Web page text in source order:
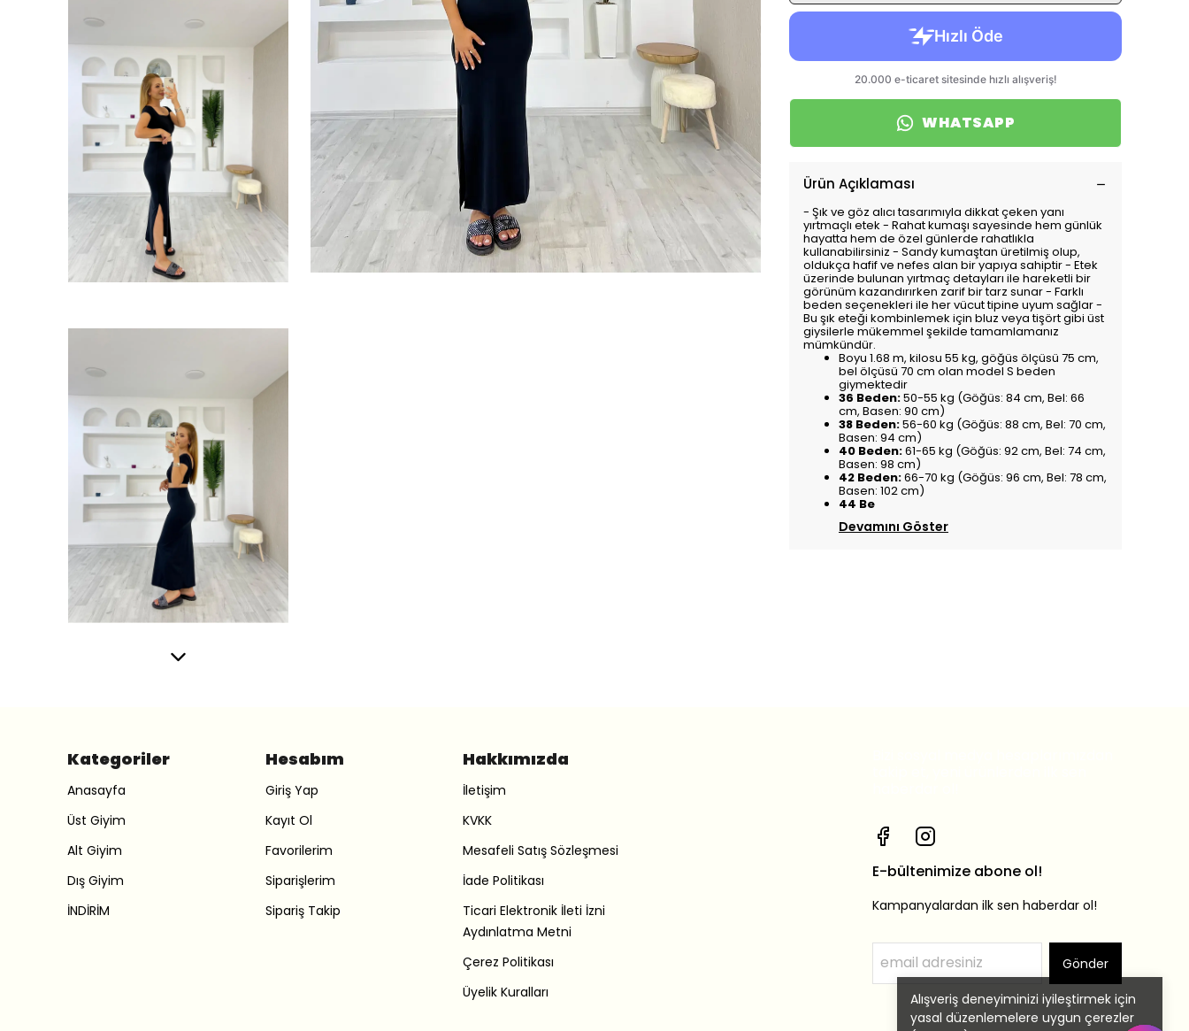
Alışveriş deneyiminizi iyileştirmek için
yasal düzenlemelere uygun çerezler
WHATSAPP
Ürün Açıklaması
- Şık ve göz alıcı tasarımıyla dikkat çeken yanı
yırtmaçlı etek - Rahat kumaşı sayesinde hem günlük
hayatta hem de özel günlerde rahatlıkla
kullanabilirsiniz - Sandy kumaştan üretilmiş olup,
oldukça hafif ve nefes alan bir yapıya sahiptir - Etek
üzerinde bulunan yırtmaç detayları ile hareketli bir
görünüm kazandırırken zarif bir tarz sunar - Farklı
beden seçenekleri ile her vücut tipine uyum sağlar -
Bu şık eteği kombinlemek için bluz veya tişört gibi üst
giysilerle mükemmel şekilde tamamlamanız
mümkündür.
Boyu 1.68 m, kilosu 55 kg, göğüs ölçüsü 75 cm,
bel ölçüsü 70 cm olan model S beden
giymektedir
36 Beden:50-55 kg (Göğüs: 84 cm, Bel: 66
cm, Basen: 90 cm)
38 Beden:56-60 kg (Göğüs: 88 cm, Bel: 70 cm,
Basen: 94 cm)
40 Beden:61-65 kg (Göğüs: 92 cm, Bel: 74 cm,
Basen: 98 cm)
42 Beden:66-70 kg (Göğüs: 96 cm, Bel: 78 cm,
Basen: 102 cm)
44 Be
Devamını Göster
Kategoriler
Anasayfa
Üst Giyim
Alt Giyim
Dış Giyim
İNDİRİM
Hesabım
Giriş Yap
Kayıt Ol
Favorilerim
Siparişlerim
Sipariş Takip
Hakkımızda
İletişim
KVKK
Mesafeli Satış Sözleşmesi
İade Politikası
Ticari Elektronik İleti İzni
Aydınlatma Metni
Çerez Politikası
Üyelik Kuralları
E-bültenimize abone ol!
Kampanyalardan ilk sen haberdar ol!
Gönder